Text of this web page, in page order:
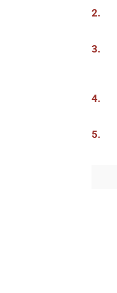
11:15
10:56
10:22
10:01
2.
3.
4.
5.